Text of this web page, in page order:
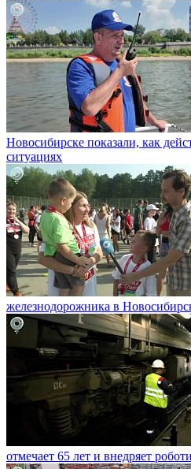
Новосибирске показали, как
ситуациях
железнодорожника в
отмечает 65 лет и внедряет